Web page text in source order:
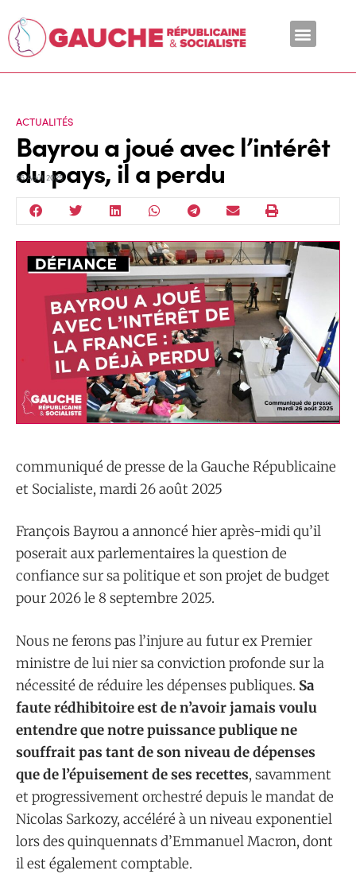
ACTUALITÉS
Bayrou a joué avec l’intérêt
du pays, il a perdu
26 Août 2025
communiqué de presse de la Gauche Républicaine
et Socialiste, mardi 26 août 2025
François Bayrou a annoncé hier après-midi qu’il
poserait aux parlementaires la question de
confiance sur sa politique et son projet de budget
pour 2026 le 8 septembre 2025.
Nous ne ferons pas l’injure au futur ex Premier
ministre de lui nier sa conviction profonde sur la
nécessité de réduire les dépenses publiques. Sa
faute rédhibitoire est de n’avoir jamais voulu
entendre que notre puissance publique ne
souffrait pas tant de son niveau de dépenses
que de l’épuisement de ses recettes, savamment
et progressivement orchestré depuis le mandat de
Nicolas Sarkozy, accéléré à un niveau exponentiel
lors des quinquennats d’Emmanuel Macron, dont
il est également comptable.